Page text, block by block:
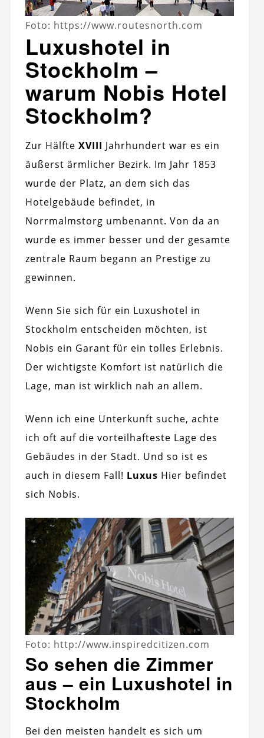
Foto: https://www.routesnorth.com
Luxushotel in
Stockholm –
warum Nobis Hotel
Stockholm?
Zur Hälfte XVIII Jahrhundert war es ein
äußerst ärmlicher Bezirk. Im Jahr 1853
wurde der Platz, an dem sich das
Hotelgebäude befindet, in
Norrmalmstorg umbenannt. Von da an
wurde es immer besser und der gesamte
zentrale Raum begann an Prestige zu
gewinnen.
Wenn Sie sich für ein Luxushotel in
Stockholm entscheiden möchten, ist
Nobis ein Garant für ein tolles Erlebnis.
Der wichtigste Komfort ist natürlich die
Lage, man ist wirklich nah an allem.
Wenn ich eine Unterkunft suche, achte
ich oft auf die vorteilhafteste Lage des
Gebäudes in der Stadt. Und so ist es
auch in diesem Fall! Luxus Hier befindet
sich Nobis.
Foto: http://www.inspiredcitizen.com
So sehen die Zimmer
aus – ein Luxushotel in
Stockholm
Bei den meisten handelt es sich um